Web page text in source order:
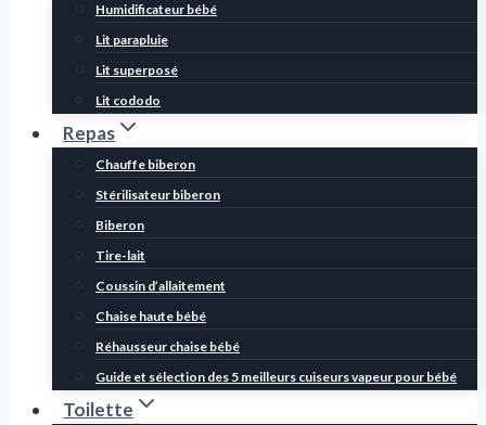
Humidificateur bébé
Lit parapluie
Lit superposé
Lit cododo
Repas
Chauffe biberon
Stérilisateur biberon
Biberon
Tire-lait
Coussin d’allaitement
Chaise haute bébé
Réhausseur chaise bébé
Guide et sélection des 5 meilleurs cuiseurs vapeur pour bébé
Toilette